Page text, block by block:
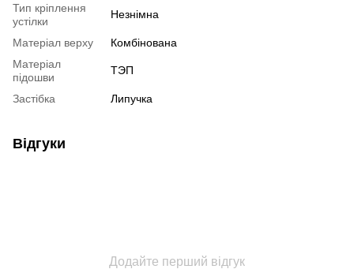
Тип кріплення
устілки
Незнімна
Матеріал верху
Комбінована
Матеріал
підошви
ТЭП
Застібка Липучка
Відгуки
Додайте перший відгук